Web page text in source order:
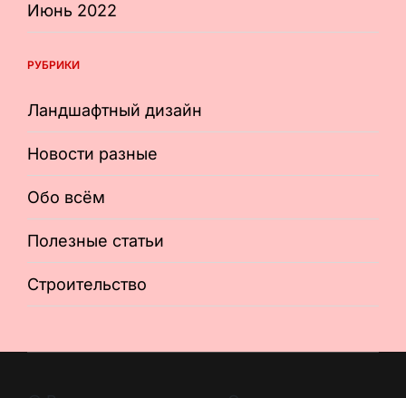
Июнь 2022
РУБРИКИ
Ландшафтный дизайн
Новости разные
Обо всём
Полезные статьи
Строительство